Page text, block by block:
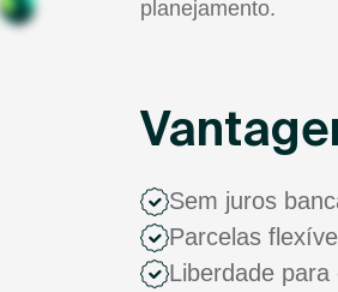
planejamento.
Sem juros
Parcelas
Liberdade para